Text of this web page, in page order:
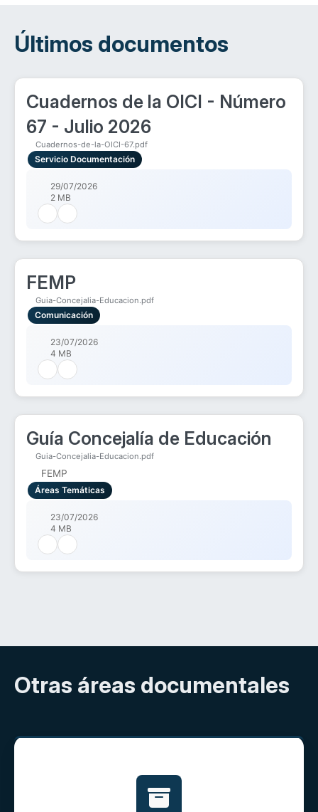
Últimos documentos
Cuadernos de la OICI - Número
67 - Julio 2026
Cuadernos-de-la-OICI-67.pdf
Servicio Documentación
29/07/2026
2 MB
FEMP
Guia-Concejalia-Educacion.pdf
Comunicación
23/07/2026
4 MB
Guía Concejalía de Educación
Guia-Concejalia-Educacion.pdf
FEMP
Áreas Temáticas
23/07/2026
4 MB
Otras áreas documentales